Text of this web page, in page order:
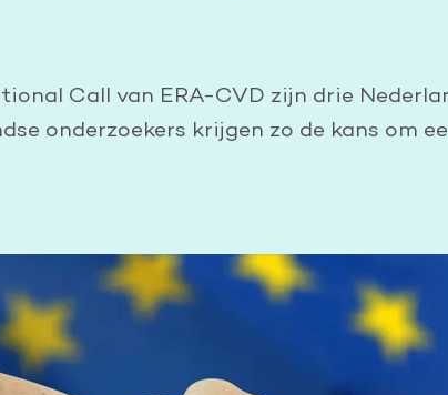
Call van ERA-CVD zijn drie
onderzoekers krijgen zo de kans om